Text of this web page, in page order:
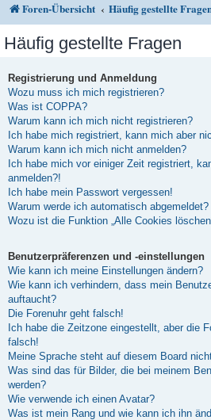
Foren-Übersicht Häufig gestellte
Häufig gestellte Fragen
Registrierung und Anmeldung
Wozu muss ich mich registrieren?
Was ist COPPA?
Warum kann ich mich nicht registrieren?
Ich habe mich registriert, kann mich aber
Warum kann ich mich nicht anmelden?
Ich habe mich vor einiger Zeit registriert,
anmelden?!
Ich habe mein Passwort vergessen!
Warum werde ich automatisch abgemeldet?
Wozu ist die Funktion „Alle Cookies
Benutzerpräferenzen und -einstellungen
Wie kann ich meine Einstellungen ändern?
Wie kann ich verhindern, dass mein
auftaucht?
Die Forenuhr geht falsch!
Ich habe die Zeitzone eingestellt, aber die
falsch!
Meine Sprache steht auf diesem Board
Was sind das für Bilder, die bei meinem
werden?
Wie verwende ich einen Avatar?
Was ist mein Rang und wie kann ich ihn